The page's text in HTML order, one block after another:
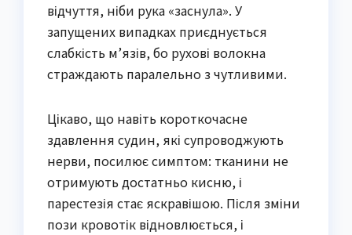
відчуття, ніби рука «заснула». У
запущених випадках приєднується
слабкість м’язів, бо рухові волокна
страждають паралельно з чутливими.
Цікаво, що навіть короткочасне
здавлення судин, які супроводжують
нерви, посилює симптом: тканини не
отримують достатньо кисню, і
парестезія стає яскравішою. Після зміни
пози кровотік відновлюється, і